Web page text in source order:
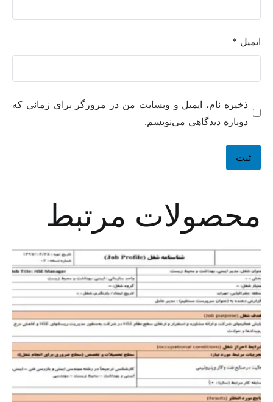
ایمیل *
ذخیره نام، ایمیل و وبسایت من در مرورگر برای زمانی که
دوباره دیدگاهی می‌نویسم.
محصولات مرتبط